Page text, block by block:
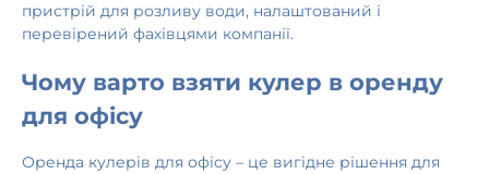
пристрій для розливу води, налаштований і
перевірений фахівцями компанії.
Чому варто взяти кулер в оренду
для офісу
Оренда кулерів для офісу – це вигідне рішення для